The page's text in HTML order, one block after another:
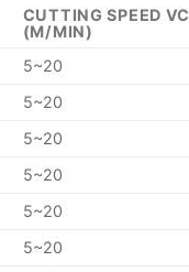
CUTTING SPEED VC
(M/MIN)
5~20
5~20
5~20
5~20
5~20
5~20